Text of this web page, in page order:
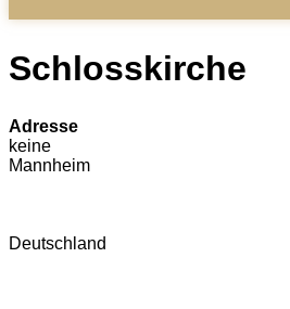
Schlosskirche
Adresse
keine
Mannheim
Deutschland